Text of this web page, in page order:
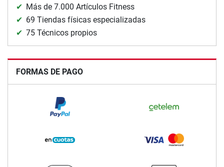
Más de 7.000 Artículos Fitness
69 Tiendas físicas especializadas
75 Técnicos propios
FORMAS DE PAGO